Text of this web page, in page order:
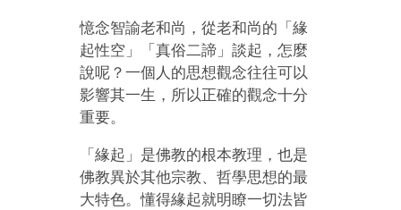
憶念智諭老和尚，從老和尚的「緣
起性空」「真俗二諦」談起，怎麼
說呢？一個人的思想觀念往往可以
影響其一生，所以正確的觀念十分
重要。
「緣起」是佛教的根本教理，也是
佛教異於其他宗教、哲學思想的最
大特色。懂得緣起就明瞭一切法皆